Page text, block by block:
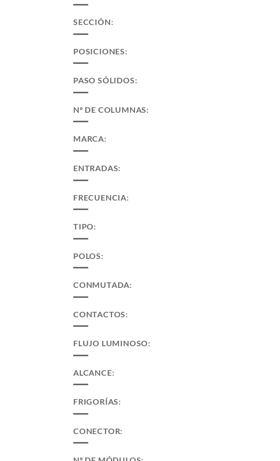
SECCIÓN:
POSICIONES:
PASO SÓLIDOS:
Nº DE COLUMNAS:
MARCA:
ENTRADAS:
FRECUENCIA:
TIPO:
POLOS:
CONMUTADA:
CONTACTOS:
FLUJO LUMINOSO:
ALCANCE:
FRIGORÍAS:
CONECTOR: